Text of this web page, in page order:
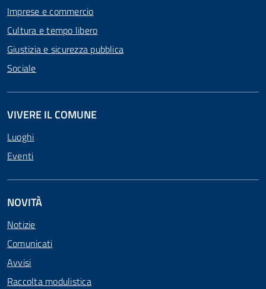
Imprese e commercio
Cultura e tempo libero
Giustizia e sicurezza pubblica
Sociale
VIVERE IL COMUNE
Luoghi
Eventi
NOVITÀ
Notizie
Comunicati
Avvisi
Raccolta modulistica